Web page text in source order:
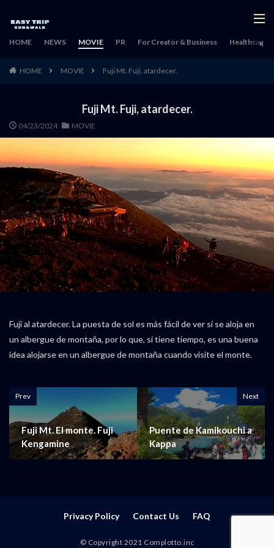
HOME NEWS MOVIE PR For Creator & Business Healthcare
HOME MOVIE Fuji Mt. Fuji, atardecer.
Fuji Mt. Fuji, atardecer.
04/23/2024 MOVIE
Fuji al atardecer. La puesta de sol es más fácil de ver si se aloja en
un albergue de montaña, por lo que, si tiene tiempo, es una buena
idea alojarse en un albergue de montaña cuando visite el monte.
Prev
Fuji Mt. El monte. Fuji
Kengamine
Next
Puente de Kamikouchi a
Kappa
Privacy Policy Contact Us FAQ
© Copyright 2021 Complotto.inc